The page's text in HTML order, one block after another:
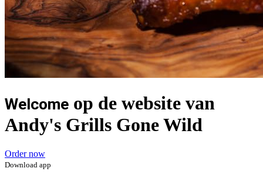
Welcome op de website van
Andy's Grills Gone Wild
Order now
Download app